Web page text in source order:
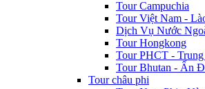
Tour Campuchia
Tour Việt Nam -
Dịch Vụ Nước
Tour Hongkong
Tour PHCT -
Tour Bhutan - Ấn
Tour châu phi